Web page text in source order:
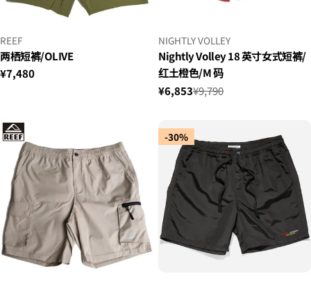
小
贩：
REEF
两栖短裤/OLIVE
正
格
¥7,480
小
贩：
NIGHTLY VOLLEY
Nightly Volley 18 英寸女式短裤/
红土橙色/M 码
销
格
¥6,853
正
格
¥9,790
-30%